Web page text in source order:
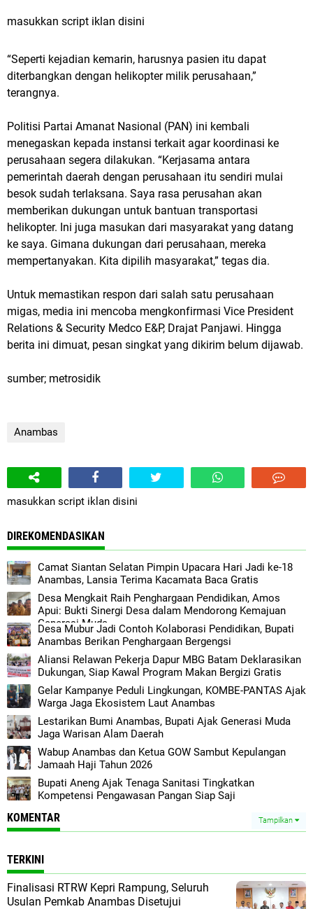
masukkan script iklan disini
“Seperti kejadian kemarin, harusnya pasien itu dapat
diterbangkan dengan helikopter milik perusahaan,”
terangnya.
Politisi Partai Amanat Nasional (PAN) ini kembali
menegaskan kepada instansi terkait agar koordinasi ke
perusahaan segera dilakukan. “Kerjasama antara
pemerintah daerah dengan perusahaan itu sendiri mulai
besok sudah terlaksana. Saya rasa perusahan akan
memberikan dukungan untuk bantuan transportasi
helikopter. Ini juga masukan dari masyarakat yang datang
ke saya. Gimana dukungan dari perusahaan, mereka
mempertanyakan. Kita dipilih masyarakat,” tegas dia.
Untuk memastikan respon dari salah satu perusahaan
migas, media ini mencoba mengkonfirmasi Vice President
Relations & Security Medco E&P, Drajat Panjawi. Hingga
berita ini dimuat, pesan singkat yang dikirim belum dijawab.
sumber; metrosidik
Anambas
masukkan script iklan disini
DIREKOMENDASIKAN
Camat Siantan Selatan Pimpin Upacara Hari Jadi ke-18
Anambas, Lansia Terima Kacamata Baca Gratis
Desa Mengkait Raih Penghargaan Pendidikan, Amos
Apui: Bukti Sinergi Desa dalam Mendorong Kemajuan
Generasi Muda
Desa Mubur Jadi Contoh Kolaborasi Pendidikan, Bupati
Anambas Berikan Penghargaan Bergengsi
Aliansi Relawan Pekerja Dapur MBG Batam Deklarasikan
Dukungan, Siap Kawal Program Makan Bergizi Gratis
Gelar Kampanye Peduli Lingkungan, KOMBE-PANTAS Ajak
Warga Jaga Ekosistem Laut Anambas
Lestarikan Bumi Anambas, Bupati Ajak Generasi Muda
Jaga Warisan Alam Daerah
Wabup Anambas dan Ketua GOW Sambut Kepulangan
Jamaah Haji Tahun 2026
Bupati Aneng Ajak Tenaga Sanitasi Tingkatkan
Kompetensi Pengawasan Pangan Siap Saji
KOMENTAR Tampilkan
TERKINI
Finalisasi RTRW Kepri Rampung, Seluruh
Usulan Pemkab Anambas Disetujui